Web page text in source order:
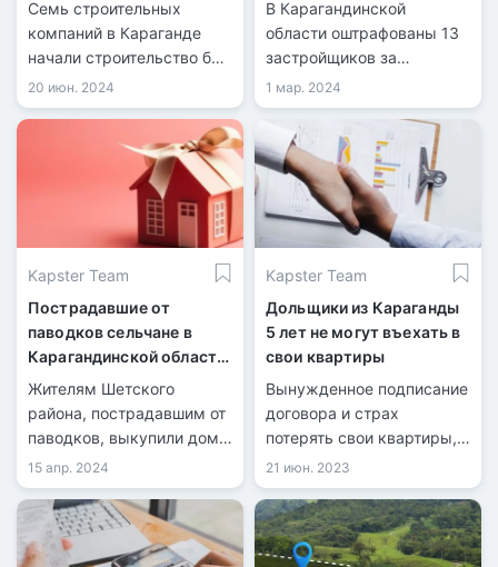
Семь строительных
компаний в Караганде
начали строительство без
разрешительных
документов
20 июн. 2024
В Карагандинской
области оштрафованы 13
застройщиков за
незаконное привлечение
денег дольщиков. Ещё
двум компаниям высланы
извещения.
1 мар. 2024
Kapster Team
Пострадавшие от
паводков сельчане в
Карагандинской области
получили жилье
Жителям Шетского
района, пострадавшим от
паводков, выкупили дома
за счет бюджетных
средств.
15 апр. 2024
Kapster Team
Дольщики из Караганды
5 лет не могут въехать в
свои квартиры
Вынужденное подписание
договора и страх
потерять свои квартиры,
об этом сообщили
дольщики одного ЖК
бизнес-класса.
21 июн. 2023